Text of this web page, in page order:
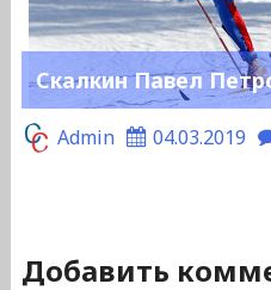
Скалкин Павел
Admin 04.03.2019
Добавить